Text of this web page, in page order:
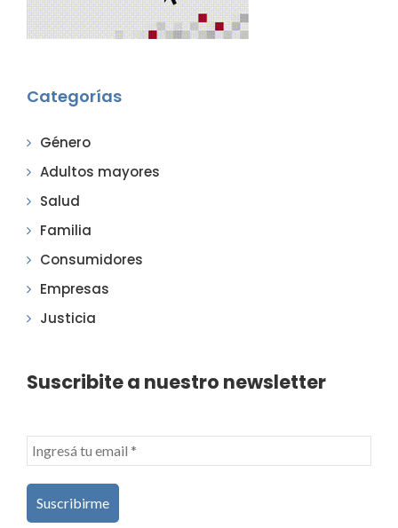
Categorías
Género
Adultos mayores
Salud
Familia
Consumidores
Empresas
Justicia
Suscribite a nuestro newsletter